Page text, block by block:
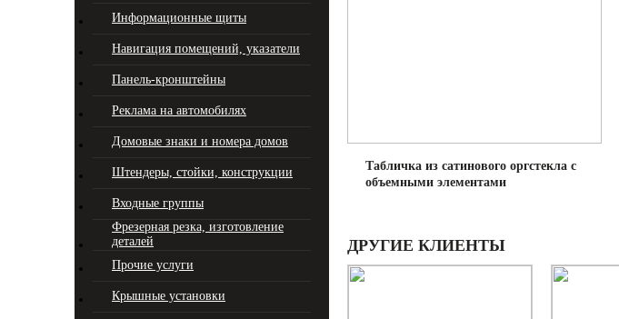
Информационные щиты
Навигация помещений, указатели
Панель-кронштейны
Реклама на автомобилях
Домовые знаки и номера домов
Штендеры, стойки, конструкции
Входные группы
Фрезерная резка, изготовление
деталей
Прочие услуги
Крышные установки
Табличка из сатинового оргстекла с
объемными элементами
ДРУГИЕ КЛИЕНТЫ